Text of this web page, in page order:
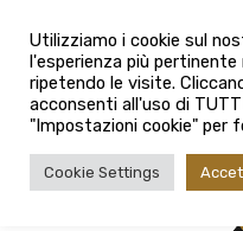
Utilizziamo i cookie sul
l'esperienza più
ripetendo le visite.
acconsenti all'uso di
"Impostazioni cookie" per
Cookie Settings